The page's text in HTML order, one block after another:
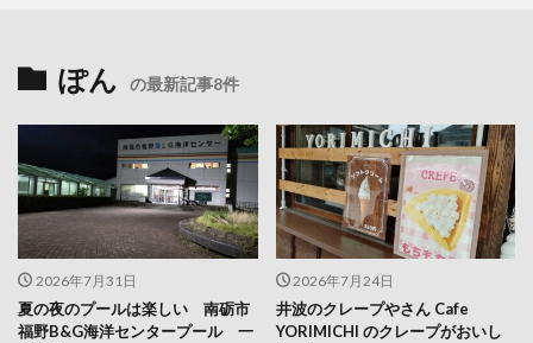
ぽん の最新記事8件
2026年7月31日
夏の夜のプールは楽しい 南砺市
福野B&G海洋センタープール 一
2026年7月24日
井波のクレープやさん Cafe
YORIMICHI のクレープがおいし